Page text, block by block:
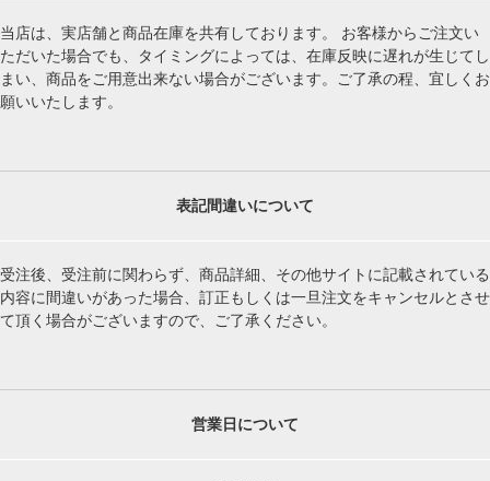
当店は、実店舗と商品在庫を共有しております。 お客様からご注文い
ただいた場合でも、タイミングによっては、在庫反映に遅れが生じてし
まい、商品をご用意出来ない場合がございます。ご了承の程、宜しくお
願いいたします。
表記間違いについて
受注後、受注前に関わらず、商品詳細、その他サイトに記載されている
内容に間違いがあった場合、訂正もしくは一旦注文をキャンセルとさせ
て頂く場合がございますので、ご了承ください。
営業日について